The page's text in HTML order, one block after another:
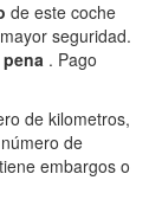
de este coche
seguridad.
pena . Pago
de kilometros,
de
embargos o